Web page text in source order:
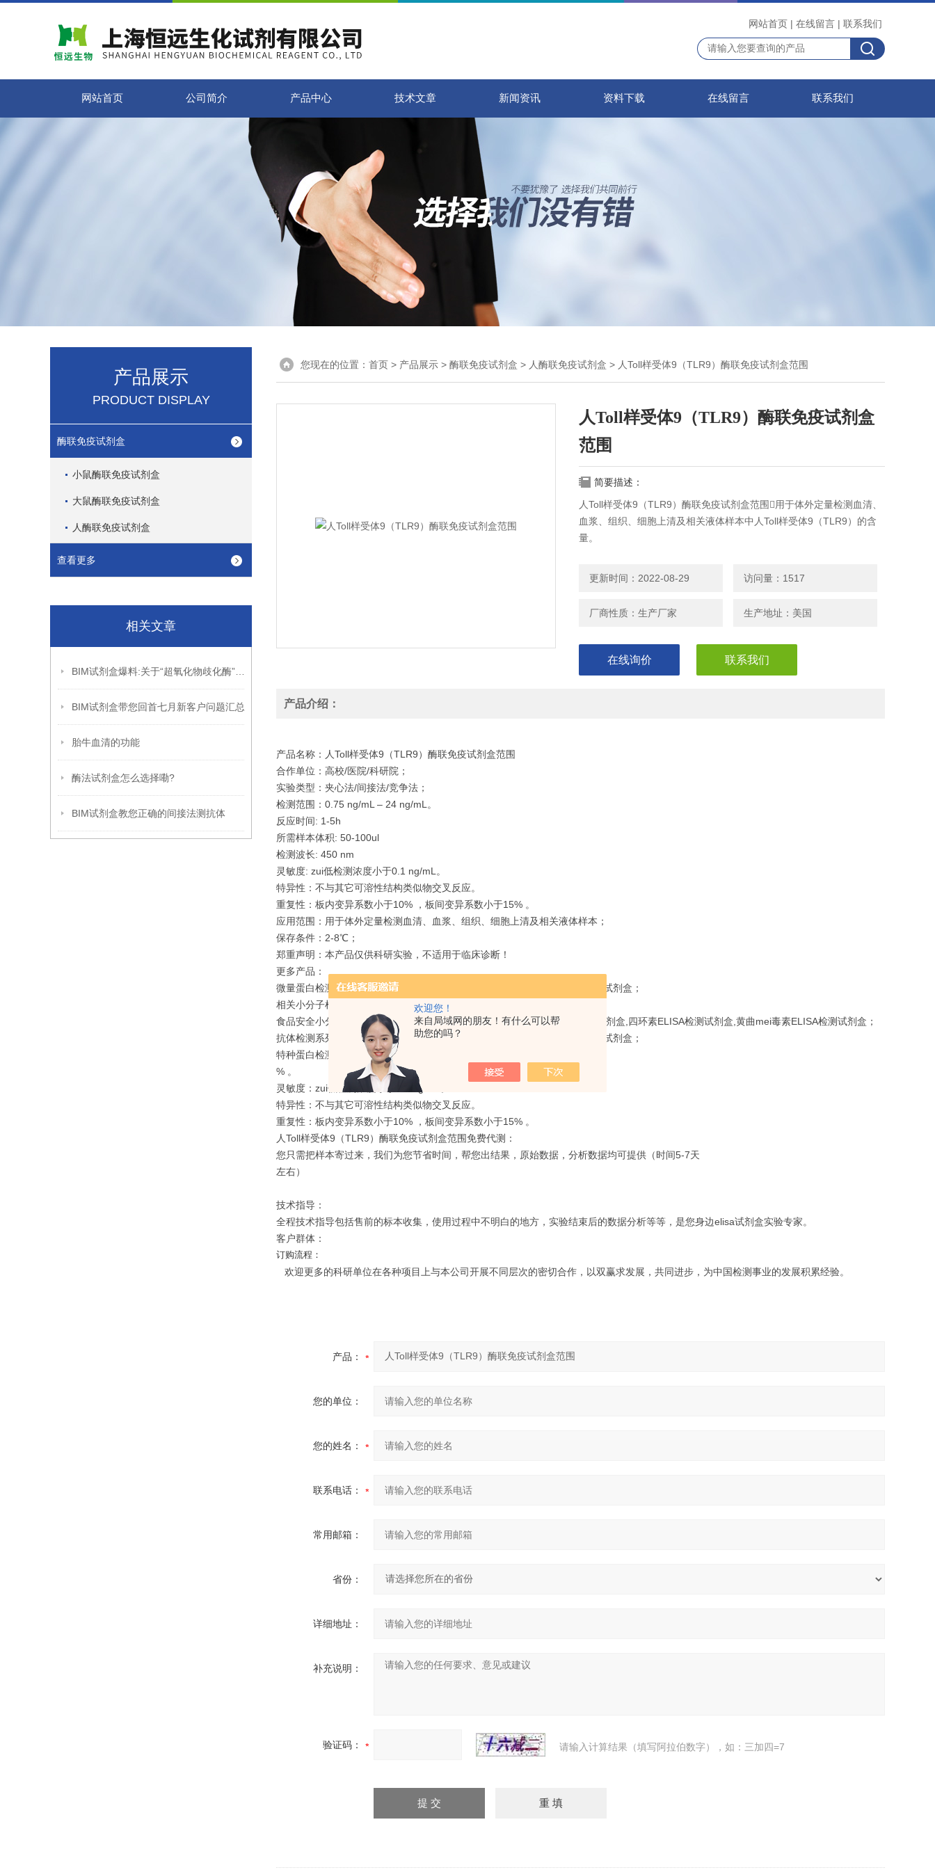
欢迎您！
来自局域网的朋友！有什么可以帮
助您的吗？
网站首页 | 在线留言 | 联系我们
网站首页 公司简介 产品中心 技术文章 新闻资讯 资料下载 在线留言 联系我们
产品展示
PRODUCT DISPLAY
酶联免疫试剂盒
小鼠酶联免疫试剂盒
大鼠酶联免疫试剂盒
人酶联免疫试剂盒
查看更多
相关文章
BIM试剂盒带您回首七月新客户问题汇总
胎牛血清的功能
酶法试剂盒怎么选择嘞?
BIM试剂盒教您正确的间接法测抗体
您现在的位置： 首页 > 产品展示 > 酶联免疫试剂盒 > 人酶联免疫试剂盒 > 人Toll样受体9（TLR9）酶联免疫试剂盒范围
人Toll样受体9（TLR9）酶联免疫试剂盒
范围
简要描述：
人Toll样受体9（TLR9）酶联免疫试剂盒范围用于体外定量检测血清、
血浆、组织、细胞上清及相关液体样本中人Toll样受体9（TLR9）的含
量。
更新时间：2022-08-29 访问量：1517
厂商性质：生产厂家 生产地址：美国
在线询价 联系我们
产品介绍：
产品名称：人Toll样受体9（TLR9）酶联免疫试剂盒范围
合作单位：高校/医院/科研院；
实验类型：夹心法/间接法/竞争法；
检测范围：0.75 ng/mL – 24 ng/mL。
反应时间: 1-5h
所需样本体积: 50-100ul
检测波长: 450 nm
灵敏度: zui低检测浓度小于0.1 ng/mL。
特异性：不与其它可溶性结构类似物交叉反应。
重复性：板内变异系数小于10% ，板间变异系数小于15% 。
应用范围：用于体外定量检测血清、血浆、组织、细胞上清及相关液体样本；
保存条件：2-8℃；
郑重声明：本产品仅供科研实验，不适用于临床诊断！
更多产品：
微量蛋白检测系列：白介素类试剂盒,TNF类试剂盒,VEGF类试剂盒,肾损伤类试剂盒；
相关小分子检测系列：皮质醇类试剂盒,HCY类试剂盒,T3,T4类试剂盒；
食品安全小分子检测系列：庆大霉素ELISA检测试剂盒,三聚氰胺ELISA检测试剂盒,四环素ELISA检测试剂盒,黄曲mei毒素ELISA检测试剂盒；
抗体检测系列：链球菌溶血素o抗体ELISA检测试剂盒,AQP-Ab类试剂盒,HINI试剂盒；
特种蛋白检测：近十个种属的白蛋白,球蛋白ELISA检测试剂盒。
% 。
灵敏度：zui低检测浓度小于0.1 ng/mL。
特异性：不与其它可溶性结构类似物交叉反应。
重复性：板内变异系数小于10% ，板间变异系数小于15% 。
人Toll样受体9（TLR9）酶联免疫试剂盒范围免费代测：
您只需把样本寄过来，我们为您节省时间，帮您出结果，原始数据，分析数据均可提供（时间5-7天
左右）
技术指导：
全程技术指导包括售前的标本收集，使用过程中不明白的地方，实验结束后的数据分析等等，是您身边elisa试剂盒实验专家。
客户群体：
订购流程：
欢迎更多的科研单位在各种项目上与本公司开展不同层次的密切合作，以双赢求发展，共同进步，为中国检测事业的发展积累经验。
产品：
您的单位：
您的姓名：
联系电话：
常用邮箱：
省份：
详细地址：
补充说明：
验证码： 请输入计算结果（填写阿拉伯数字），如：三加四=7